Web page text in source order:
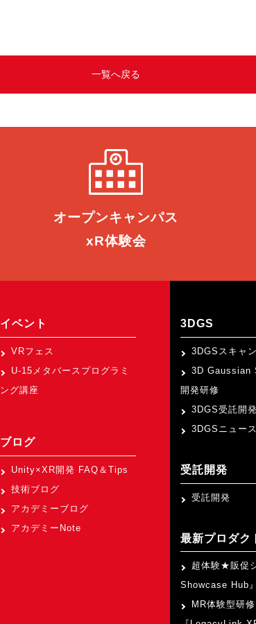
一覧へ戻る
オープンキャンパス
xR体験会
イベント
VRフェス
U-15メタバースプログラミ
ング講座
ブログ
Unity×XR開発 FAQ＆Tips
技術ブログ
アカデミーブログ
アカデミーNote
3DGS
3DGSスキャ
3D Gaussian
開発研修
3DGS受託開発
3DGSニュース
受託開発
受託開発
最新プロダク
超体験★販促
Showcase Hub
MR体験型研